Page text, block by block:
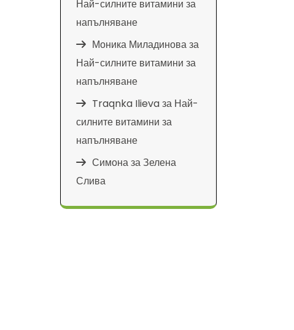
Най-силните витамини за
напълняване
Моника Миладиноваза
Най-силните витамини за
напълняване
Traqnka Ilievaза Най-
силните витамини за
напълняване
СимоназаЗелена
Слива